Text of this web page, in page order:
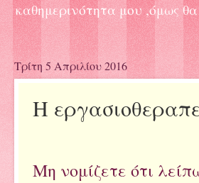
καθημερινότητα μου ,όμως
Τρίτη 5 Απριλίου 2016
Η
Μη νομίζετε ότι